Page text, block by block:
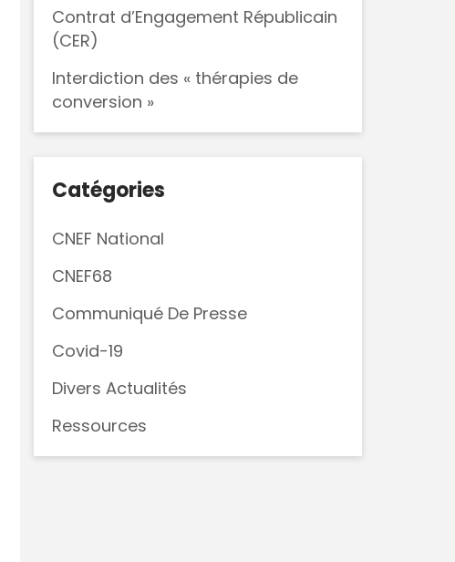
Contrat d’Engagement Républicain
(CER)
Interdiction des « thérapies de
conversion »
Catégories
CNEF National
CNEF68
Communiqué De Presse
Covid-19
Divers Actualités
Ressources